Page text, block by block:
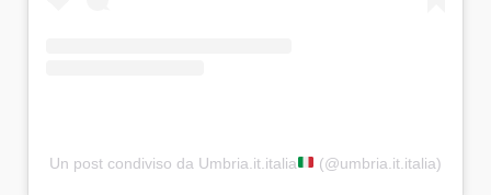
Un post condiviso da Umbria.it.italia (@umbria.it.italia)